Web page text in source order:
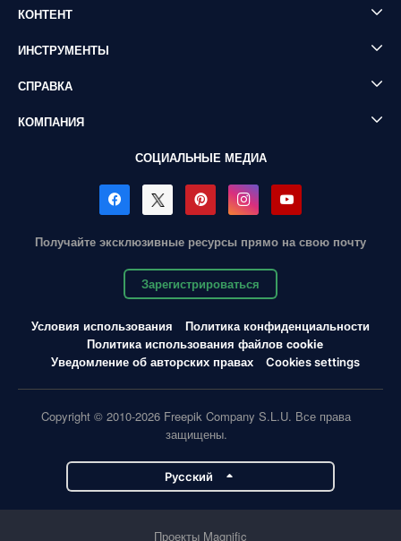
КОНТЕНТ
ИНСТРУМЕНТЫ
СПРАВКА
КОМПАНИЯ
СОЦИАЛЬНЫЕ МЕДИА
Получайте эксклюзивные ресурсы прямо на свою почту
Зарегистрироваться
Условия использования
Политика конфиденциальности
Политика использования файлов cookie
Уведомление об авторских правах
Cookies settings
Copyright © 2010-2026 Freepik Company S.L.U. Все права
защищены.
Pусский
Проекты Magnific